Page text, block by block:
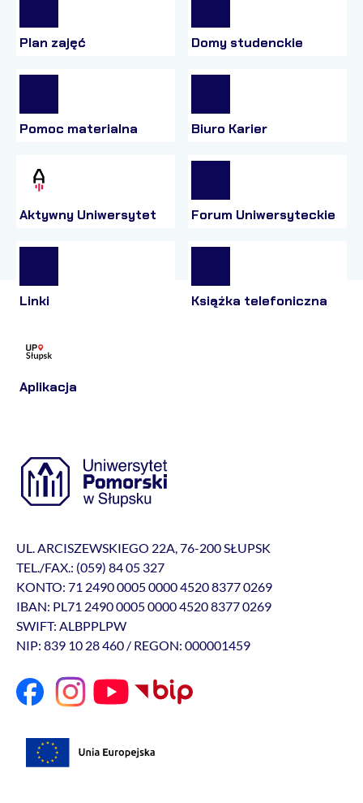
Plan zajęć Domy studenckie
Pomoc materialna Biuro Karier
Aktywny Uniwersytet Forum Uniwersyteckie
Linki Książka telefoniczna
Aplikacja
UL. ARCISZEWSKIEGO 22A, 76-200 SŁUPSK
TEL./FAX.: (059) 84 05 327
KONTO: 71 2490 0005 0000 4520 8377 0269
IBAN: PL71 2490 0005 0000 4520 8377 0269
SWIFT: ALBPPLPW
NIP: 839 10 28 460 / REGON: 000001459